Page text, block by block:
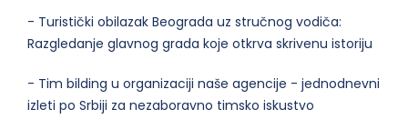
- Turistički obilazak Beograda uz stručnog vodiča:
Razgledanje glavnog grada koje otkrva skrivenu istoriju
- Tim bilding u organizaciji naše agencije - jednodnevni
izleti po Srbiji za nezaboravno timsko iskustvo